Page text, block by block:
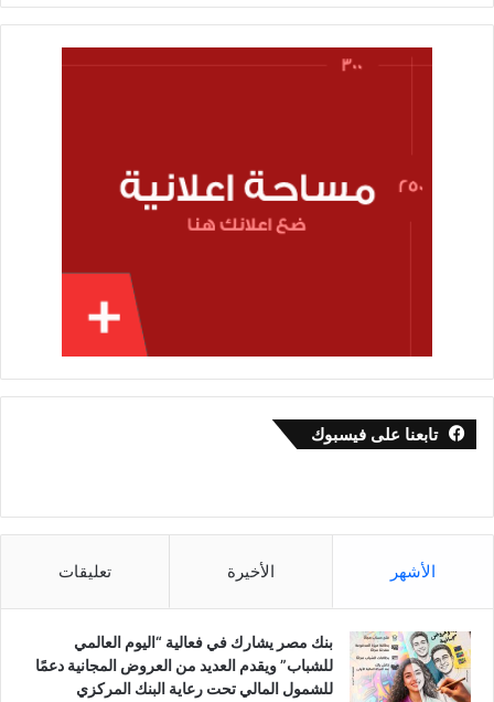
تابعنا على فيسبوك
الأشهر الأخيرة تعليقات
بنك مصر يشارك في فعالية “اليوم العالمي
للشباب” ويقدم العديد من العروض المجانية دعمًا
للشمول المالي تحت رعاية البنك المركزي